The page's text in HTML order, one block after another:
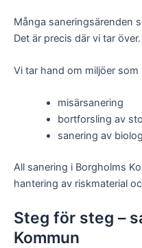
Många saneringsärenden
Det är precis där vi tar över.
Vi tar hand om miljöer
misärsanering
bortforsling av
sanering av
All sanering i Borgholms
hantering av riskmaterial
Steg för steg –
Kommun